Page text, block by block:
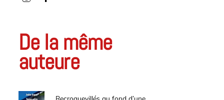
De la même
auteure
Recroquevillés au fond d’une